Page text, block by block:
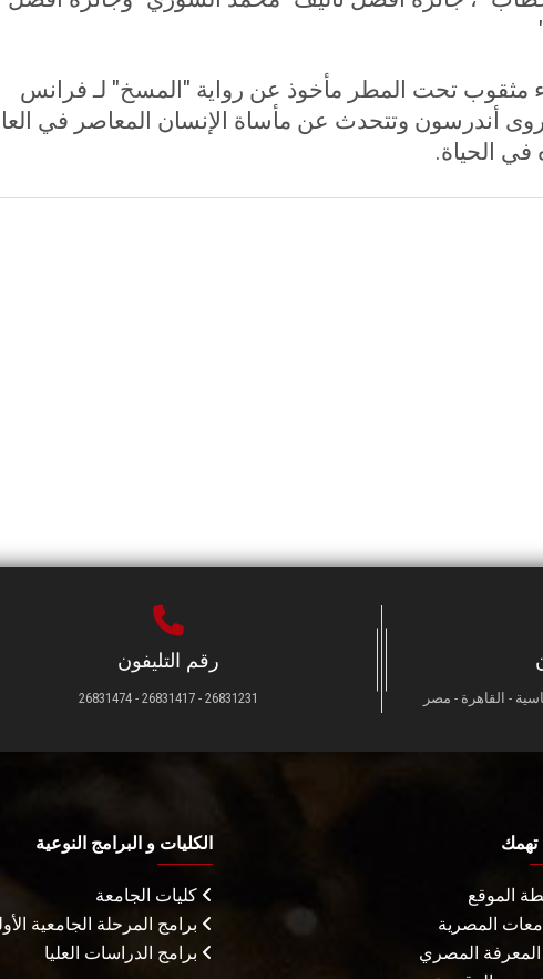
مثقوب تحت المطر مأخوذ عن رواية "المسخ" لـ فرانس
لـ روى أندرسون وتتحدث عن مأساة الإنسان المعاصر في
الحياة.
- القاهرة - مصر
رقم التليفون
26831231 - 26831417 - 26831474
تهمك
الموقع
المصرية
المعرفة المصري
الكليات و البرامج النوعية
كليات الجامعة
برامج المرحلة الجامعية
برامج الدراسات العليا